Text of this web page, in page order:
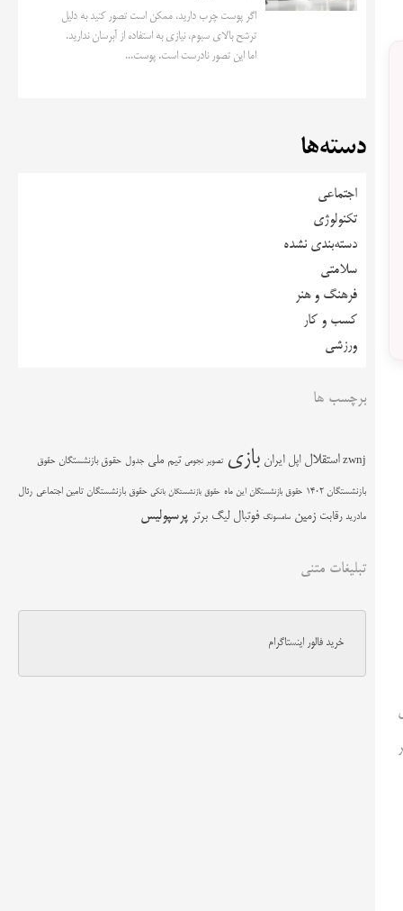
اگر پوست چرب دارید، ممکن است تصور کنید به دلیل
ترشح بالای سبوم، نیازی به استفاده از آبرسان ندارید.
اما این تصور نادرست است. پوست...
دسته‌ها
اجتماعی
تکنولوژی
دسته‌بندی نشده
سلامتی
فرهنگ و هنر
کسب و کار
ورزشی
برچسب ها
zwnj استقلال اپل ایران بازی تصویر نجومی تیم ملی جدول حقوق بازنشستگان حقوق
بازنشستگان 1402 حقوق بازنشستگان این ماه حقوق بازنشستگان بانکی حقوق بازنشستگان تامین اجتماعی رئال
مادرید رقابت زمین سامسونگ فوتبال لیگ برتر پرسپولیس
تبلیغات متنی
خرید فالور اینستاگرام